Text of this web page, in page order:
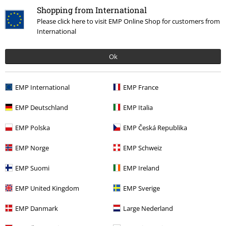
Shopping from International
Please click here to visit EMP Online Shop for customers from
International
Ok
EMP International EMP France
EMP Deutschland EMP Italia
EMP Polska EMP Česká Republika
EMP Norge EMP Schweiz
EMP Suomi EMP Ireland
EMP United Kingdom EMP Sverige
EMP Danmark Large Nederland
Ärzte, Die Toten Hosen, Feine Sahne Fischfilet, Broilers, Böhse Onkelz a
zboží, jehož koupí podpoříte nadaci.
Náš zákaznický servis je tu pro vás
Znovu dostupné: Pondělí od 09:00 do 17:00.Dozvědět se více
Zahájit chat
Zákaznícky servis
Pomoc / FAQ
Podmínky vracení zboží